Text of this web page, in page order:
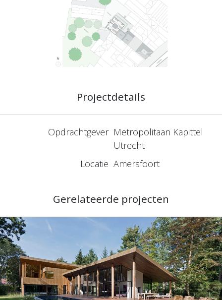
Projectdetails
Opdrachtgever Metropolitaan Kapittel
Utrecht
Locatie Amersfoort
Gerelateerde projecten